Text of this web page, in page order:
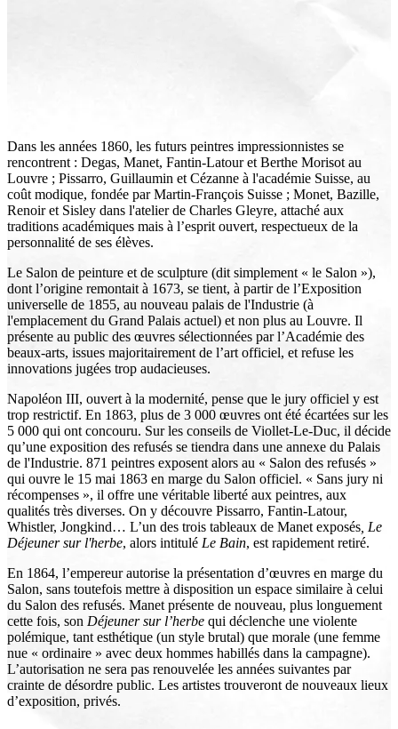
Dans les années 1860, les futurs peintres impressionnistes se
rencontrent : Degas, Manet, Fantin-Latour et Berthe Morisot au
Louvre ; Pissarro, Guillaumin et Cézanne à l'académie Suisse, au
coût modique, fondée par Martin-François Suisse ; Monet, Bazille,
Renoir et Sisley dans l'atelier de Charles Gleyre, attaché aux
traditions académiques mais à l’esprit ouvert, respectueux de la
personnalité de ses élèves.
Le Salon de peinture et de sculpture (dit simplement « le Salon »),
dont l’origine remontait à 1673, se tient, à partir de l’Exposition
universelle de 1855, au nouveau palais de l'Industrie (à
l'emplacement du Grand Palais actuel) et non plus au Louvre. Il
présente au public des œuvres sélectionnées par l’Académie des
beaux-arts, issues majoritairement de l’art officiel, et refuse les
innovations jugées trop audacieuses.
Napoléon III, ouvert à la modernité, pense que le jury officiel y est
trop restrictif. En 1863, plus de 3 000 œuvres ont été écartées sur les
5 000 qui ont concouru. Sur les conseils de Viollet-Le-Duc, il décide
qu’une exposition des refusés se tiendra dans une annexe du Palais
de l'Industrie. 871 peintres exposent alors au « Salon des refusés »
qui ouvre le 15 mai 1863 en marge du Salon officiel. « Sans jury ni
récompenses », il offre une véritable liberté aux peintres, aux
qualités très diverses. On y découvre Pissarro, Fantin-Latour,
Whistler, Jongkind… L’un des trois tableaux de Manet exposés , Le
Déjeuner sur l'herbe, alors intitulé Le Bain, est rapidement retiré.
En 1864, l’empereur autorise la présentation d’œuvres en marge du
Salon, sans toutefois mettre à disposition un espace similaire à celui
du Salon des refusés. Manet présente de nouveau, plus longuement
cette fois, son Déjeuner sur l’herbe qui déclenche une violente
polémique, tant esthétique (un style brutal) que morale (une femme
nue « ordinaire » avec deux hommes habillés dans la campagne).
L’autorisation ne sera pas renouvelée les années suivantes par
crainte de désordre public. Les artistes trouveront de nouveaux lieux
d’exposition, privés.